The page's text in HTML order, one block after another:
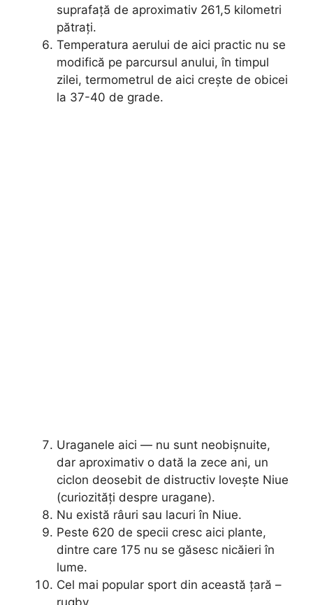
suprafață de aproximativ 261,5 kilometri
pătrați.
Temperatura aerului de aici practic nu se
modifică pe parcursul anului, în timpul
zilei, termometrul de aici crește de obicei
la 37-40 de grade.
Uraganele aici — nu sunt neobișnuite,
dar aproximativ o dată la zece ani, un
ciclon deosebit de distructiv lovește Niue
(curiozități despre uragane).
Nu există râuri sau lacuri în Niue.
Peste 620 de specii cresc aici plante,
dintre care 175 nu se găsesc nicăieri în
lume.
Cel mai popular sport din această țară –
rugby.